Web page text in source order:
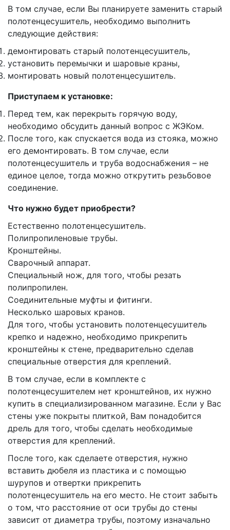
В том случае, если Вы планируете заменить старый
полотенцесушитель, необходимо выполнить
следующие действия:
демонтировать старый полотенцесушитель,
установить перемычки и шаровые краны,
монтировать новый полотенцесушитель.
Приступаем к установке:
Перед тем, как перекрыть горячую воду,
необходимо обсудить данный вопрос с ЖЭКом.
После того, как спускается вода из стояка, можно
его демонтировать. В том случае, если
полотенцесушитель и труба водоснабжения – не
единое целое, тогда можно открутить резьбовое
соединение.
Что нужно будет приобрести?
Естественно полотенцесушитель.
Полипропиленовые трубы.
Кронштейны.
Сварочный аппарат.
Специальный нож, для того, чтобы резать
полипропилен.
Соединительные муфты и фитинги.
Несколько шаровых кранов.
Для того, чтобы установить полотенцесушитель
крепко и надежно, необходимо прикрепить
кронштейны к стене, предварительно сделав
специальные отверстия для креплений.
В том случае, если в комплекте с
полотенцесушителем нет кронштейнов, их нужно
купить в специализированном магазине. Если у Вас
стены уже покрыты плиткой, Вам понадобится
дрель для того, чтобы сделать необходимые
отверстия для креплений.
После того, как сделаете отверстия, нужно
вставить дюбеля из пластика и с помощью
шурупов и отвертки прикрепить
полотенцесушитель на его место. Не стоит забыть
о том, что расстояние от оси трубы до стены
зависит от диаметра трубы, поэтому изначально